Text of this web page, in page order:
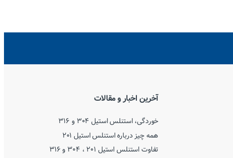
آخرین اخبار و مقالات
خوردگی، استنلس استیل ۳۰۴ و ۳۱۶
همه چیز درباره استنلس استیل ۲۰۱
تفاوت استنلس استیل ۲۰۱ ، ۳۰۴ و ۳۱۶